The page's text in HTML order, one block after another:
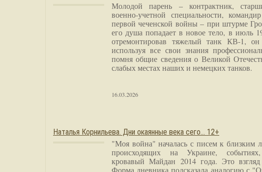
Молодой парень – контрактник,
военно-учетной специальности,
первой чеченской войны – при штурме
его душа попадает в новое тело, в июль
отремонтировав тяжелый танк КВ-1,
используя все свои знания
помня общие сведения о Великой
слабых местах наших и немецких танков.
16.03.2026
Наталья Корнильева. Дни окаянные века сего… 12+
"Моя война" началась с писем к близким
происходящих на Украине,
кровавый Майдан 2014 года. Это
Форма дневника подсказала аналогию с